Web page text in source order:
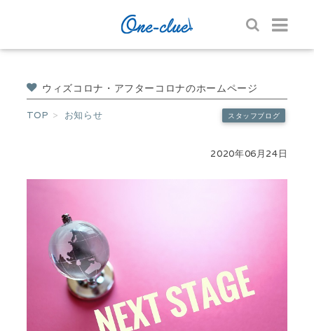
ウィズコロナ・アフターコロナのホームページ
TOP お知らせ スタッフブログ
2020年06月24日